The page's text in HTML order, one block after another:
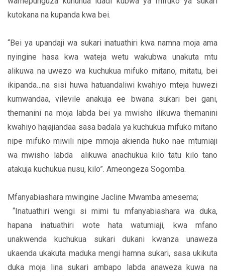
kutokana na kupanda kwa bei.
“Bei ya upandaji wa sukari inatuathiri kwa namna moja ama
nyingine hasa kwa wateja wetu wakubwa unakuta mtu
alikuwa na uwezo wa kuchukua mifuko mitano, mitatu, bei
ikipanda…na sisi huwa hatuandaliwi kwahiyo mteja huwezi
kumwandaa, vilevile anakuja ee bwana sukari bei gani,
themanini na moja labda bei ya mwisho ilikuwa themanini
kwahiyo hajajiandaa sasa badala ya kuchukua mifuko mitano
nipe mifuko miwili nipe mmoja akienda huko nae mtumiaji
wa mwisho labda alikuwa anachukua kilo tatu kilo tano
atakuja kuchukua nusu, kilo”. Ameongeza Sogomba.
Mfanyabiashara mwingine Jacline Mwamba amesema;
“Inatuathiri wengi si mimi tu mfanyabiashara wa duka,
hapana inatuathiri wote hata watumiaji, kwa mfano
unakwenda kuchukua sukari dukani kwanza unaweza
ukaenda ukakuta maduka mengi hamna sukari, sasa ukikuta
duka moja lina sukari ambapo labda anaweza kuwa na